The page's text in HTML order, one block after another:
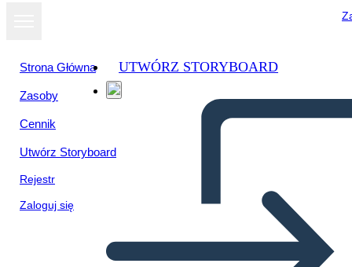
Strona Główna
Zasoby
Cennik
Utwórz Storyboard
Rejestr
Zaloguj się
UTWÓRZ STORYBOARD